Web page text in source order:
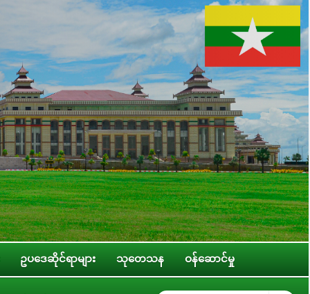
ဥပဒေဆိုင်ရာများ သုတေသန ဝန်ဆောင်မှု